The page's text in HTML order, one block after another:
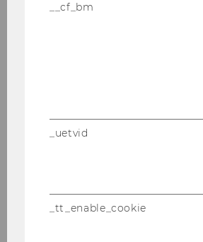
Institut/
Univ.Prof. Dr.
ao.Univ.Prof.
Akademische
Ökonomie,
Wirtschaft und
__cf_bm
_uetvid
_tt_enable_cookie